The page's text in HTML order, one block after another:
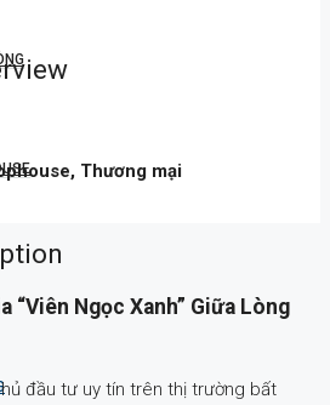
Thương mại
“viên Ngọc Xanh” Giữa Lòng
đầu tư uy tín trên thị trường bất